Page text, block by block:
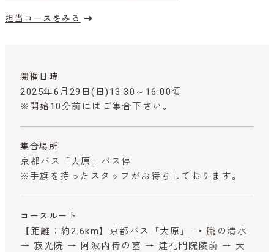
担当コースをみる
開催日時
2025年6月29日(日)13:30～16:00頃
※開始10分前にはご集合下さい。
集合場所
京都バス「大原」バス停
※手旗を持ったスタッフがお待ちしております。
コースルート
【距離：約2.6km】京都バス「大原」 → 朧の清水
→ 寂光院 → 阿波内侍の墓 → 建礼門院陵前 → 大